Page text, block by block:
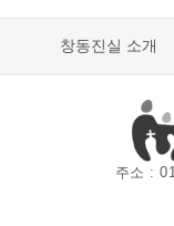
창동진실 소개
주소 :